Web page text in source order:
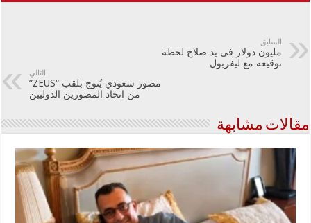
السابق
مليون دولار في يد صلاح لحظة
توقيعه مع ليفربول
التالي
مصور سعودي يُتوج بلقب “ZEUS”
من اتحاد المصورين الدوليين
مقالات مشابهة